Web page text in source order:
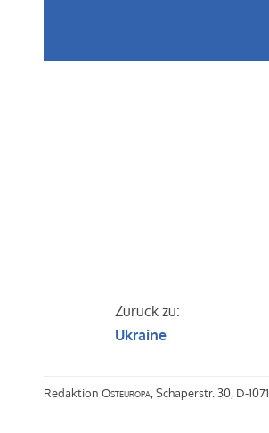
Zurück zu:
Ukraine
Redaktion Osteuropa , Schaperstr. 30, D-